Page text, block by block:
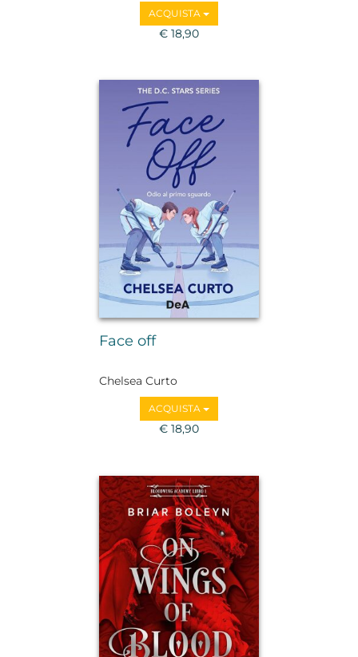
ACQUISTA
€ 18,90
Face off
Chelsea Curto
ACQUISTA
€ 18,90